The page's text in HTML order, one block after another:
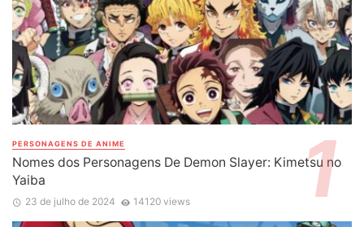
PERSONAGENS DE ANIME
Nomes dos Personagens De Demon Slayer: Kimetsu no
Yaiba
23 de julho de 2024 14120 views